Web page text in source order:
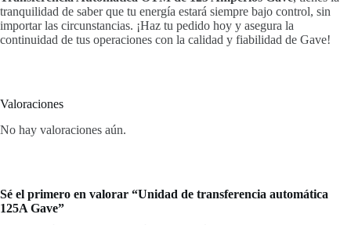
tranquilidad de saber que tu energía estará siempre bajo control, sin
importar las circunstancias. ¡Haz tu pedido hoy y asegura la
continuidad de tus operaciones con la calidad y fiabilidad de Gave!
Valoraciones
No hay valoraciones aún.
Sé el primero en valorar “Unidad de transferencia automática
125A Gave”